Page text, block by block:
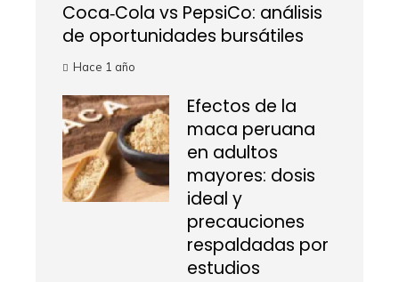
Coca‑Cola vs PepsiCo: análisis
de oportunidades bursátiles
Hace 1 año
Efectos de la
maca peruana
en adultos
mayores: dosis
ideal y
precauciones
respaldadas por
estudios